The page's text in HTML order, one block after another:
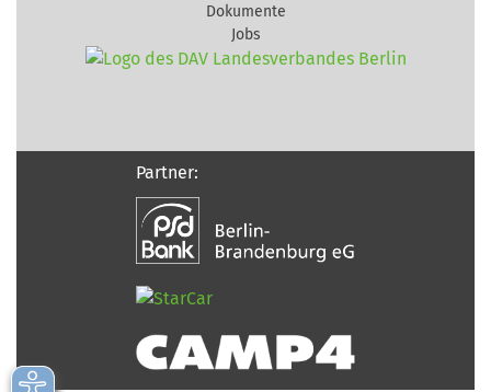
Dokumente
Jobs
Partner: